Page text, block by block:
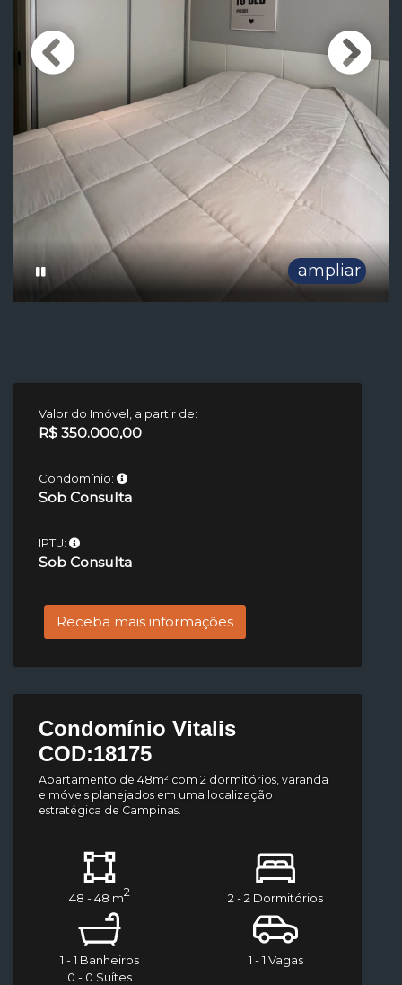
ampliar
Condomínio Vitalis
COD:18175
Apartamento de 48m² com 2 dormitórios, varanda
e móveis planejados em uma localização
estratégica de Campinas.
48 - 48 m2 2 - 2 Dormitórios
1 - 1 Banheiros
0 - 0 Suítes
1 - 1 Vagas
Valor do Imóvel, a partir de:
R$ 350.000,00
Condomínio:
Sob Consulta
IPTU:
Sob Consulta
Receba mais informações